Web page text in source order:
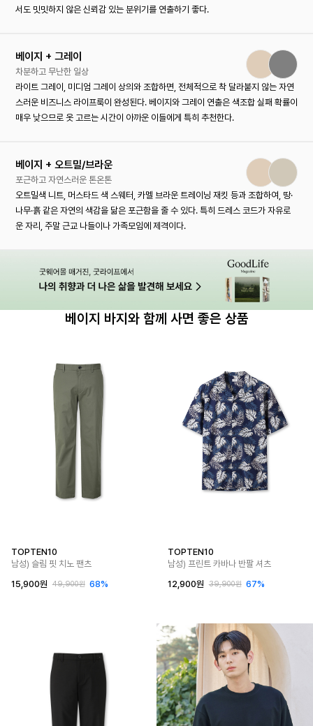
서도 밋밋하지 않은 신뢰감 있는 분위기를 연출하기 좋다.
베이지 + 그레이
차분하고 무난한 일상
라이트 그레이, 미디엄 그레이 상의와 조합하면, 전체적으로 착 달라붙지 않는 자연
스러운 비즈니스 라이프룩이 완성된다. 베이지와 그레이 연출은 색조합 실패 확률이
매우 낮으므로 옷 고르는 시간이 아까운 이들에게 특히 추천한다.
베이지 + 오트밀/브라운
포근하고 자연스러운 톤온톤
오트밀색 니트, 머스타드 색 스웨터, 카멜 브라운 트레이닝 재킷 등과 조합하여, 땅·
나무·흙 같은 자연의 색감을 닮은 포근함을 줄 수 있다. 특히 드레스 코드가 자유로
운 자리, 주말 근교 나들이나 가족모임에 제격이다.
베이지 바지와 함께 사면 좋은 상품
TOPTEN10
남성) 슬림 핏 치노 팬츠
15,900원
49,900원 68%
TOPTEN10
남성) 프린트 카바나 반팔 셔츠
12,900원
39,900원 67%